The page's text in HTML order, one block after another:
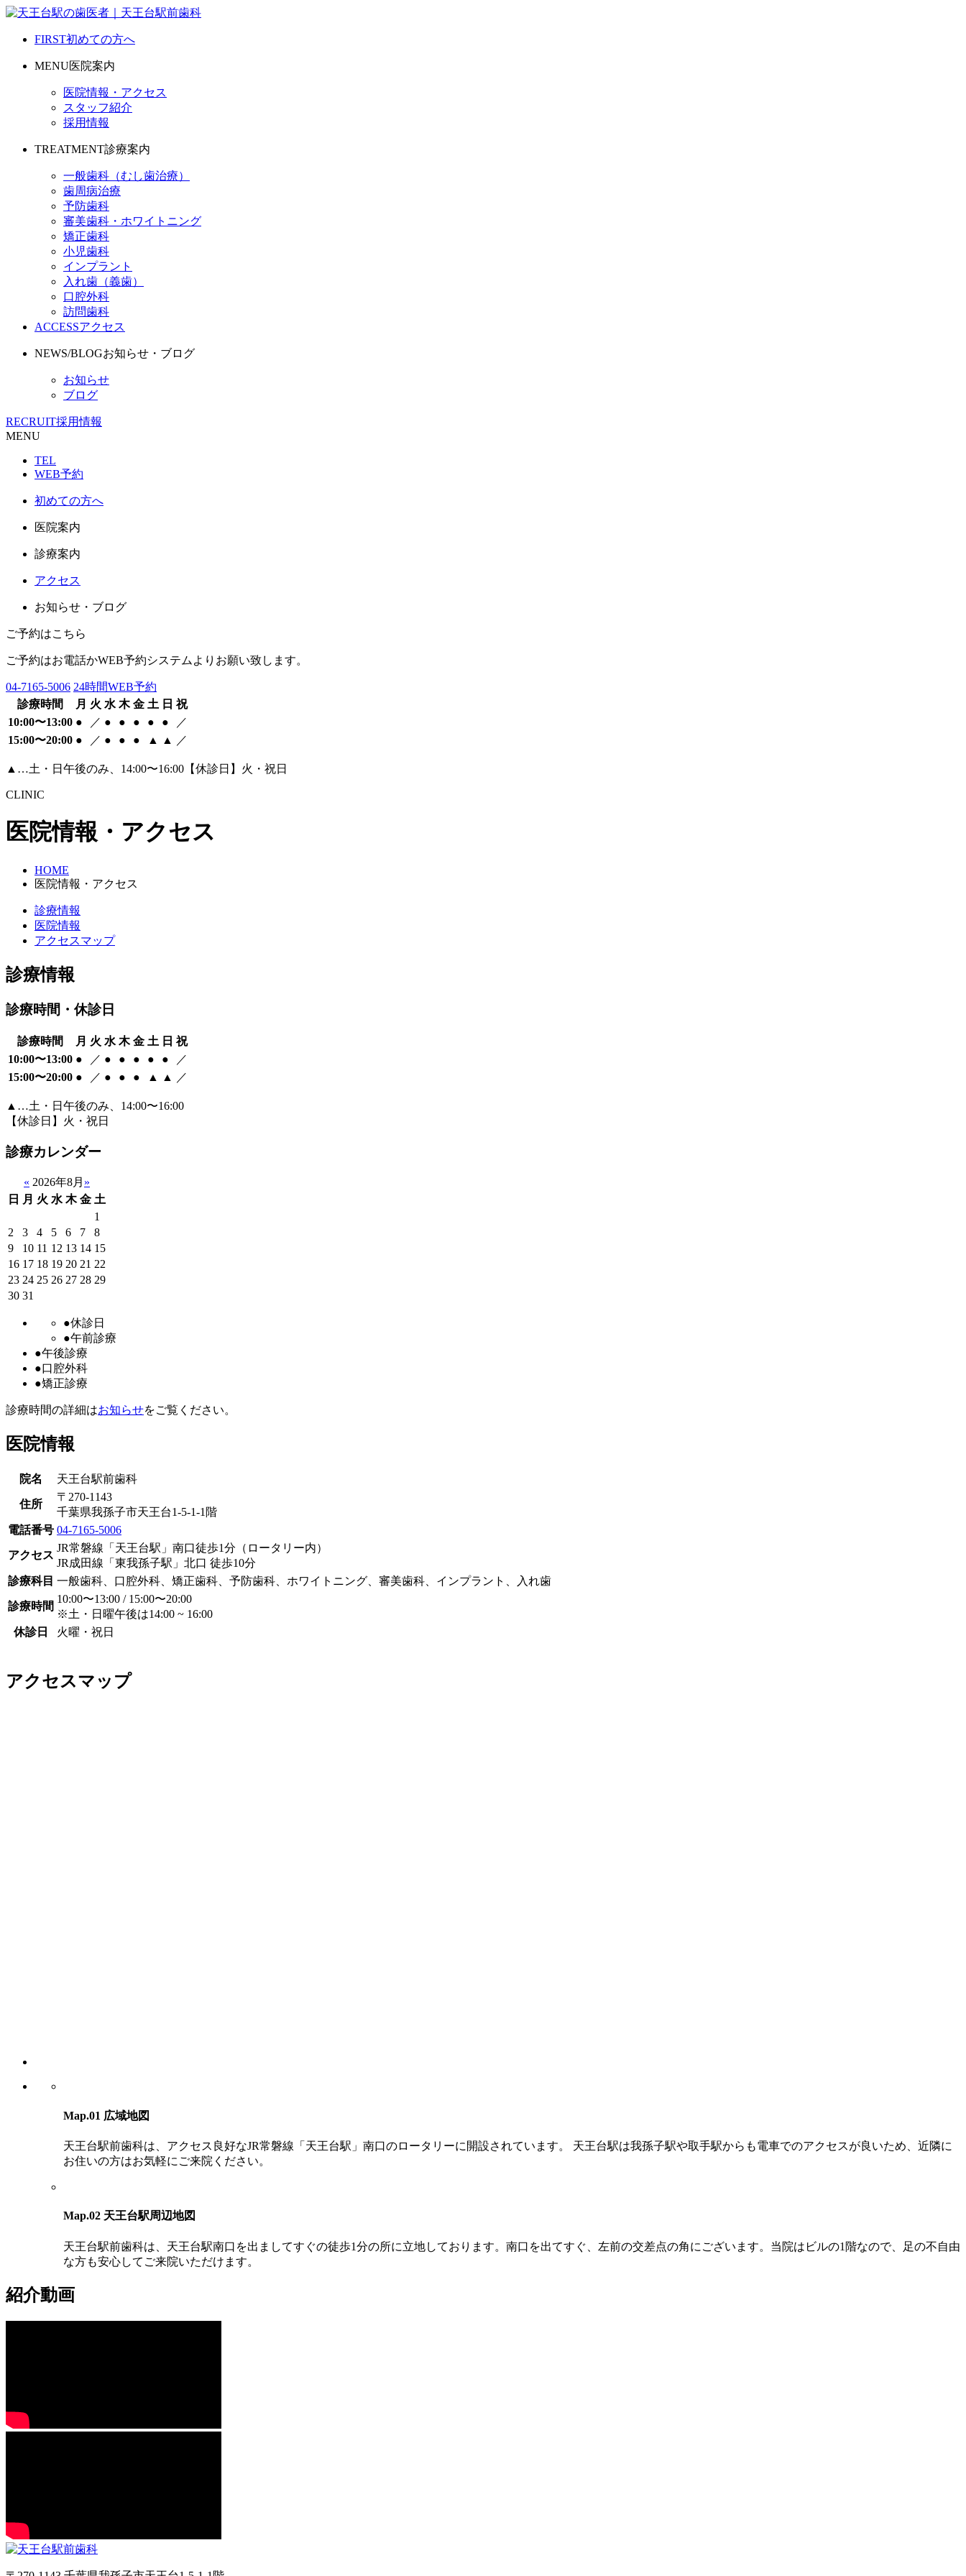
FIRST初めての方へ
MENU医院案内
医院情報・アクセス
スタッフ紹介
採用情報
TREATMENT診療案内
一般歯科（むし歯治療）
歯周病治療
予防歯科
審美歯科・ホワイトニング
矯正歯科
小児歯科
インプラント
入れ歯（義歯）
口腔外科
訪問歯科
ACCESSアクセス
NEWS/BLOGお知らせ・ブログ
お知らせ
ブログ
RECRUIT採用情報
MENU
TEL
WEB予約
初めての方へ
医院案内
診療案内
アクセス
お知らせ・ブログ
ご予約はこちら
ご予約はお電話かWEB予約システムよりお願い致します。
04-7165-5006 24時間WEB予約
診療時間
月 火 水 木 金 土 日 祝
10:00〜13:00 ● ／ ● ● ● ● ●
／
15:00〜20:00 ● ／ ● ● ● ▲ ▲ ／
▲…土・日午後のみ、14:00〜16:00【休診日】火・祝日
CLINIC
医院情報・アクセス
HOME
医院情報・アクセス
診療情報
医院情報​
アクセスマップ
診療情報​
診療時間・休診日​
診療時間 月 火 水 木 金 土 日 祝
10:00〜13:00 ● ／ ● ● ● ● ●
／
15:00〜20:00 ● ／ ● ● ● ▲ ▲ ／
▲…土・日午後のみ、14:00〜16:00
【休診日】火・祝日
診療カレンダー​
« 2026年8月 »
日
月 火 水 木 金 土
1
2
3 4 5 6 7
8
9
10 11 12 13 14 15
16 17 18 19 20 21 22
23 24 25 26 27 28 29
30 31
●休診日
●午前診療
●午後診療
●口腔外科
●矯正診療
診療時間の詳細はお知らせをご覧ください。
医院情報​
​院名 天王台駅前歯科​
住所
〒270-1143
千葉県我孫子市天王台1-5-1-1階
電話番号 04-7165-5006
アクセス
JR常磐線「天王台駅」南口徒歩1分（ロータリー内）
JR成田線「東我孫子駅」北口 徒歩10分
診療科目 一般歯科、口腔外科、矯正歯科、予防歯科、ホワイトニング、審美歯科、インプラント、入れ歯​
診療時間
10:00〜13:00 / 15:00〜20:00
※土・日曜午後は14:00 ~ 16:00
休診日
火曜・祝日
アクセスマップ
Map.01 広域地図
天王台駅前歯科は、アクセス良好なJR常磐線「天王台駅」南口のロータリーに開設されています。 天王台駅は我孫子駅や取手駅からも電車でのアクセスが良いため、近隣に
お住いの方はお気軽にご来院ください。​
Map.02 天王台駅周辺地図​
天王台駅前歯科は、天王台駅南口を出ましてすぐの徒歩1分の所に立地しております。南口を出てすぐ、左前の交差点の角にございます。当院はビルの1階なので、足の不自由
な方も安心してご来院いただけます。
紹介動画​